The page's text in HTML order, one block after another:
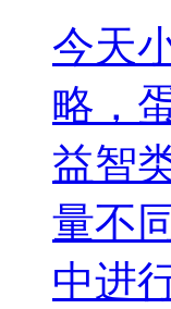
今天
略，
益智
量不
中进